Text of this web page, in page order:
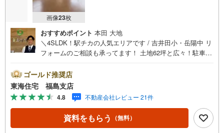
画像23枚
おすすめポイント 本田 大地
＼4SLDK！駅チカの人気エリアです / 吉井田小・岳陽中 リ
フォームのご相談も承ってます！ 土地62坪と広々！駐車場
載 福島で31年の地域密着不動産会社です！福島県出身スタ
ッフが中心で、地元を熟知した暮らし目線のご提案が強
み。Google口コミでも 4.7の高評価をいただいています！
実際のお客様の声も、ぜひ参考になさってください。＼住
宅ローンのご相談は無料です！/「通るかな…？」と不安な
段階でも大丈夫です。自己資金が少ない方のご相談実績も
ゴールド推奨店
東海住宅 福島支店
4.8 不動産会社レビュー 21件
資料をもらう （無料）